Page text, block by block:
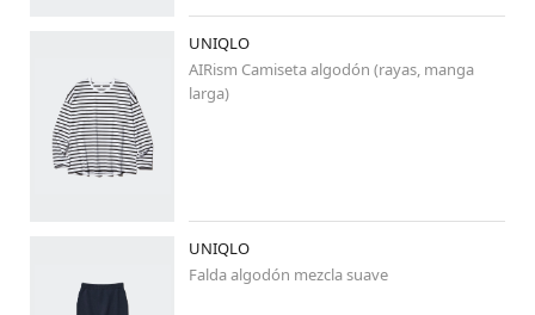
#ユニクロ新作
#jwanderson
#ユニクロコーデ
#シンプルコーデ
#大人カジュアル
#シャツ
#オックスフォードシャツ
#春コーデ
#スカート
#ミディアムヘアコーデ
#高身長女子
#イオンモール新利府南館店
UNIQLO
AIRism Camiseta algodón (rayas, manga
larga)
UNIQLO
Falda algodón mezcla suave